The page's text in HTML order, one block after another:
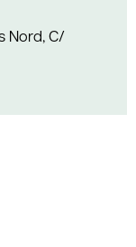
Nord, C/